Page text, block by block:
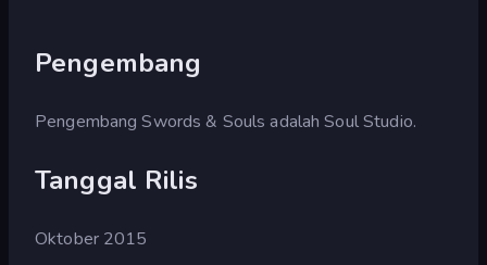
Pengembang
Pengembang Swords & Souls adalah Soul Studio.
Tanggal Rilis
Oktober 2015